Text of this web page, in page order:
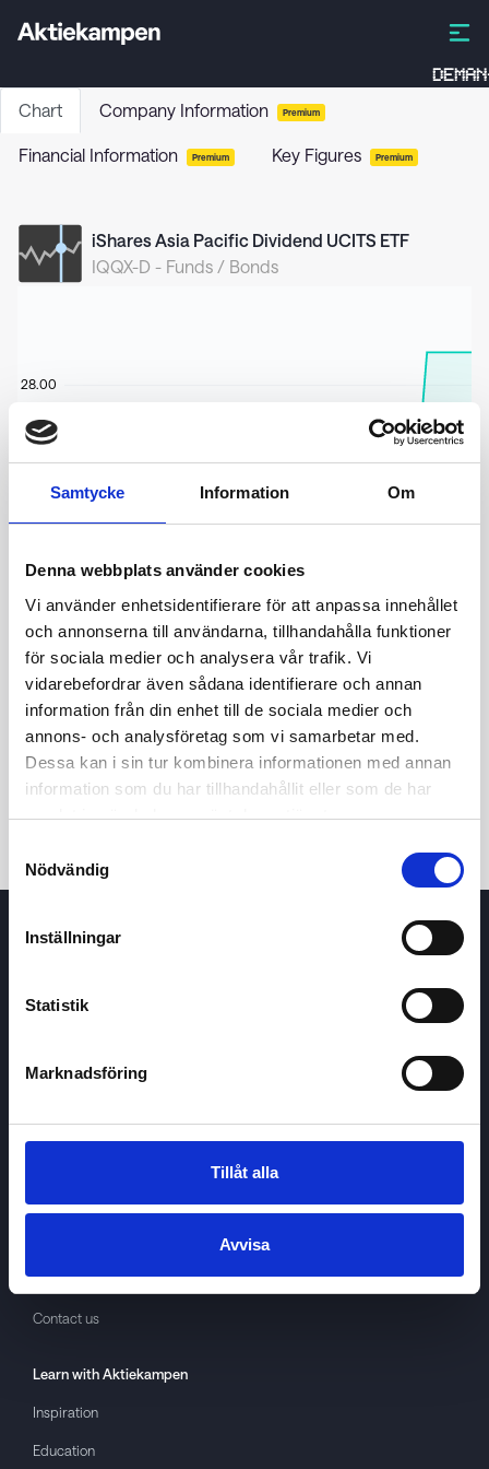
Samtycke Information Om
Denna webbplats använder cookies
Vi använder enhetsidentifierare för att anpassa innehållet
och annonserna till användarna, tillhandahålla funktioner
för sociala medier och analysera vår trafik. Vi
vidarebefordrar även sådana identifierare och annan
information från din enhet till de sociala medier och
annons- och analysföretag som vi samarbetar med.
Dessa kan i sin tur kombinera informationen med annan
information som du har tillhandahållit eller som de har
samlat in när du har använt deras tjänster.
Nödvändig
Inställningar
Statistik
Marknadsföring
Tillåt alla
Avvisa
Chart Company Information Premium
Financial Information Premium Key Figures Premium
iShares Asia Pacific Dividend UCITS ETF
IQQX-D - Funds / Bonds
26.00
26.50
27.50
28.00
11 May 2026 24 June 2026
24h 7d 1m 3m 1y 5y
Trade
AboutAktiekampen
About cookies
GDPR
Contact us
Learn with Aktiekampen
Inspiration
Education